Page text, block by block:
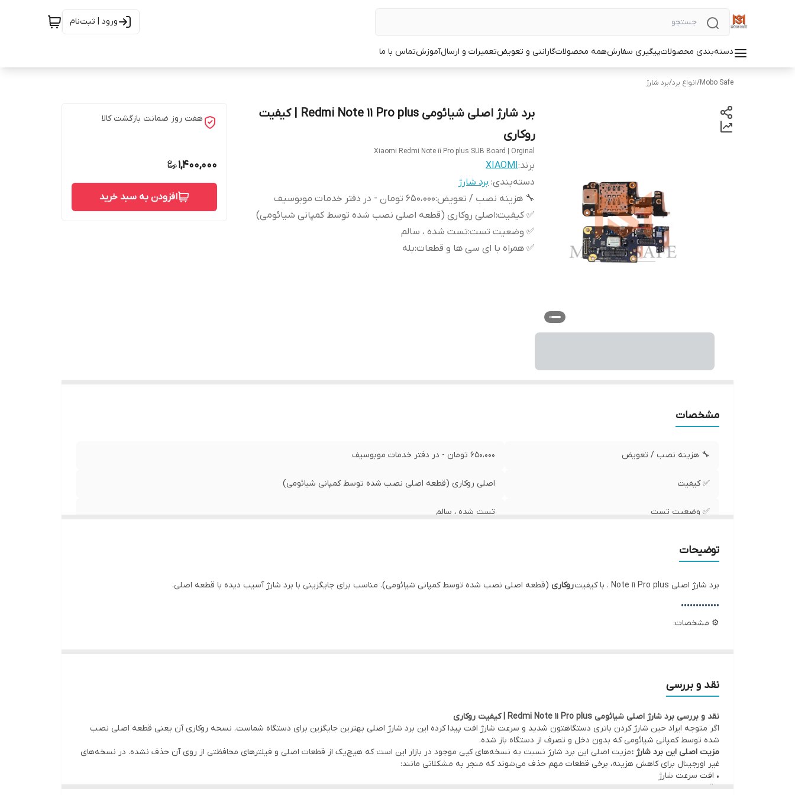
ورود | ثبت‌نام
دسته‌بندی محصولاتپیگیری سفارشهمه محصولاتگارانتی و تعویضتعمیرات و ارسالآموزشتماس با ما
Mobo Safe
/انواع برد/برد شارژ
برد شارژ اصلی شیائومی Redmi Note 11 Pro plus | کیفیت
روکاری
Xiaomi Redmi Note 11 Pro plus SUB Board | Orginal
برند:XIAOMI
دسته‌بندی: برد شارژ
🔧 هزینه نصب / تعویض:650،000 تومان - در دفتر خدمات موبوسیف
✅ کیفیت:اصلی روکاری (قطعه اصلی نصب شده توسط کمپانی شیائومی)
✅ وضعیت تست:تست شده ، سالم
✅ همراه با ای سی ها و قطعات:بله
هفت روز ضمانت بازگشت کالا
1,400,000
افزودن به سبد خرید
مشخصات
🔧 هزینه نصب / تعویض 650،000 تومان - در دفتر خدمات موبوسیف
✅ کیفیت اصلی روکاری (قطعه اصلی نصب شده توسط کمپانی شیائومی)
✅ وضعیت تست تست شده ، سالم
توضیحات
برد شارژ اصلی Note 11 Pro plus . با کیفیت روکاری (قطعه اصلی نصب شده توسط کمپانی شیائومی). مناسب برای جایگزینی با برد شارژ آسیب دیده با قطعه اصلی.
•••••••••••••
⚙️ مشخصات:
• کیفیت:
•••••••••••••
🛠 ضمانت و خدمات:
• گارانتی اصالت کالا و هفت روز مهلت تست سلامت قطعه
• امکانمراجعه حضوری برای خرید و نصبسریع و بدون دردسر قطعه دردفتر مرکزی موبو سیف – واحد خدمات(تهران)
• ارسال به سراسر کشور
نقد و بررسی
نقد و بررسی برد شارژ اصلی شیائومی Redmi Note 11 Pro plus | کیفیت روکاری
اگر متوجه ایراد حین شارژ کردن باتری دستگاهتون شدید و سرعت شارژ افت پیدا کرده این برد شارژ اصلی بهترین جایگزین برای دستگاه شماست. نسخه روکاری آن یعنی قطعه اصلی نصب
شده توسط کمپانی شیائومی که بدون دخل و تصرف از دستگاه باز شده.
مزیت اصلی این برد شارژ :مزیت اصلی این برد شارژ نسبت به نسخه‌های کپی موجود در بازار این است که هیچ‌یک از قطعات اصلی و فیلترهای محافظتی از روی آن حذف نشده. در نسخه‌های
غیر اورجینال برای کاهش هزینه، برخی قطعات مهم حذف می‌شوند که منجر به مشکلاتی مانند:
• افت سرعت شارژ
• قطع و وصلی صدا